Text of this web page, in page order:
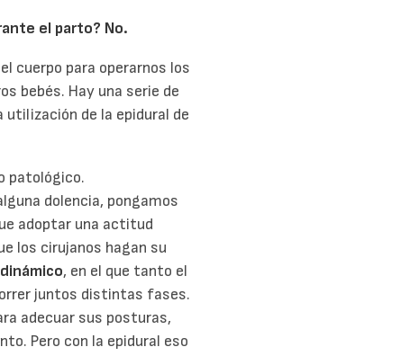
el parto? No.
cuerpo para operarnos los
bebés. Hay una serie de
utilización de la epidural de
patológico.
dolencia, pongamos
adoptar una actitud
los cirujanos hagan su
, en el que tanto el
juntos distintas fases.
adecuar sus posturas,
Pero con la epidural eso